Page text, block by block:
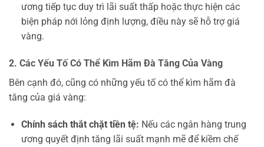
ương tiếp tục duy trì lãi suất thấp hoặc thực hiện các
biện pháp nới lỏng định lượng, điều này sẽ hỗ trợ giá
vàng.
2. Các Yếu Tố Có Thể Kìm Hãm Đà Tăng Của Vàng
Bên cạnh đó, cũng có những yếu tố có thể kìm hãm đà
tăng của giá vàng:
Chính sách thắt chặt tiền tệ: Nếu các ngân hàng trung
ương quyết định tăng lãi suất mạnh mẽ để kiềm chế